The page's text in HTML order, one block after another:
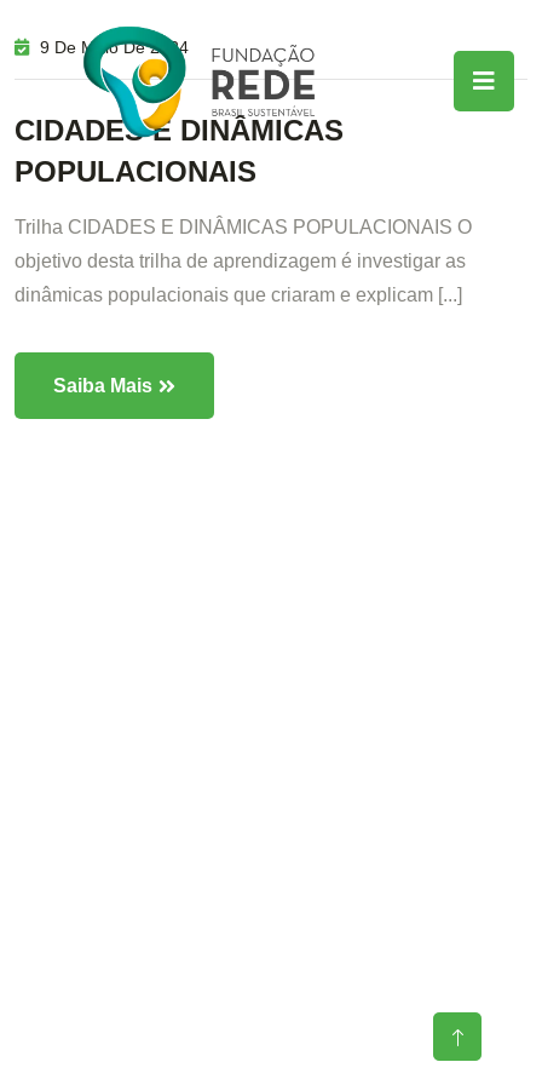
9 De Maio De 2024
CIDADES E DINÂMICAS
POPULACIONAIS
Trilha CIDADES E DINÂMICAS POPULACIONAIS O
objetivo desta trilha de aprendizagem é investigar as
dinâmicas populacionais que criaram e explicam [...]
Saiba Mais